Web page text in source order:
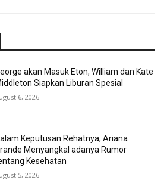
akan Masuk Eton, William dan Kate
Siapkan Liburan Spesial
6, 2026
Keputusan Rehatnya, Ariana
Menyangkal adanya Rumor
Kesehatan
5, 2026